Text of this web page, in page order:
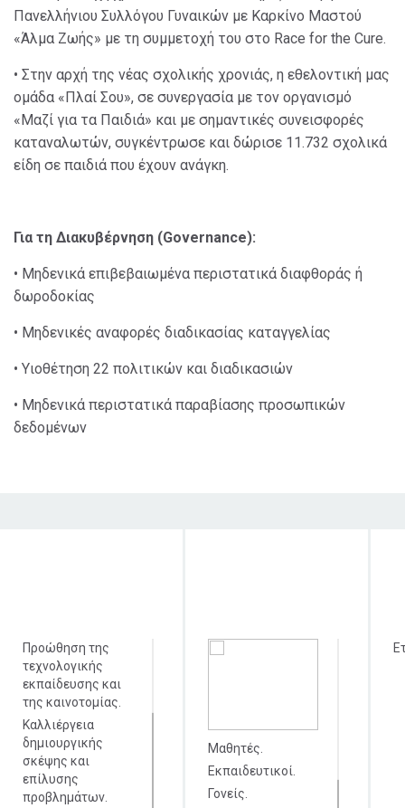
Πανελλήνιου Συλλόγου Γυναικών με Καρκίνο Μαστού
«Άλμα Ζωής» με τη συμμετοχή του στο Race for the Cure.
• Στην αρχή της νέας σχολικής χρονιάς, η εθελοντική μας
ομάδα «Πλαί Σου», σε συνεργασία με τον οργανισμό
«Μαζί για τα Παιδιά» και με σημαντικές συνεισφορές
καταναλωτών, συγκέντρωσε και δώρισε 11.732 σχολικά
είδη σε παιδιά που έχουν ανάγκη.
Για τη Διακυβέρνηση (Governance):
• Μηδενικά επιβεβαιωμένα περιστατικά διαφθοράς ή
δωροδοκίας
• Μηδενικές αναφορές διαδικασίας καταγγελίας
• Υιοθέτηση 22 πολιτικών και διαδικασιών
• Μηδενικά περιστατικά παραβίασης προσωπικών
δεδομένων
Προώθηση της
τεχνολογικής
εκπαίδευσης και
της καινοτομίας.
Καλλιέργεια
δημιουργικής
σκέψης και
επίλυσης
προβλημάτων.
Μαθητές.
Εκπαιδευτικοί.
Γονείς.